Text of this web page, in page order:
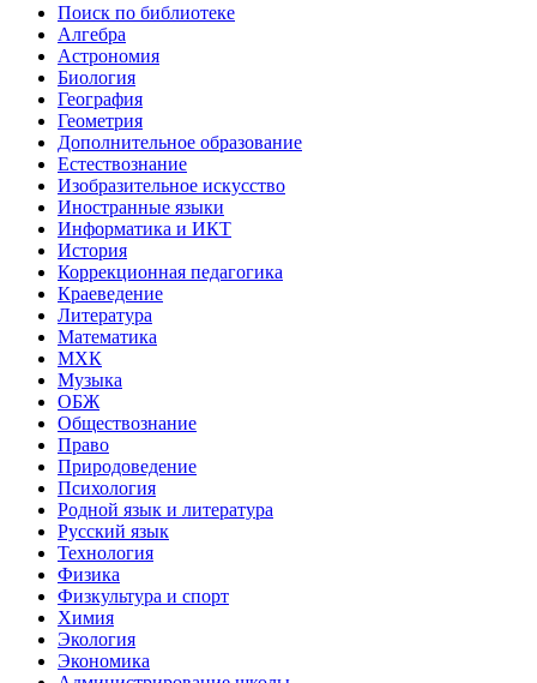
Поиск по библиотеке
Алгебра
Астрономия
Биология
География
Геометрия
Дополнительное образование
Естествознание
Изобразительное искусство
Иностранные языки
Информатика и ИКТ
История
Коррекционная педагогика
Краеведение
Литература
Математика
МХК
Музыка
ОБЖ
Обществознание
Право
Природоведение
Психология
Родной язык и литература
Русский язык
Технология
Физика
Физкультура и спорт
Химия
Экология
Экономика